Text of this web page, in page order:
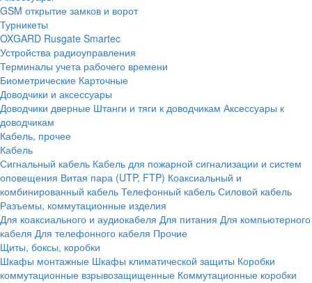
GSM открытие замков и ворот
Турникеты
OXGARD Rusgate Smartec
Устройства радиоуправления
Терминалы учета рабочего времени
Биометрические Карточные
Доводчики и аксессуары
Доводчики дверные Штанги и тяги к доводчикам Аксессуары к
доводчикам
Кабель, прочее
Кабель
Сигнальный кабель Кабель для пожарной сигнализации и систем
оповещения Витая пара (UTP, FTP) Коаксиальный и
комбинированный кабель Телефонный кабель Силовой кабель
Разъемы, коммутационные изделия
Для коаксиального и аудиокабеля Для питания Для компьютерного
кабеля Для телефонного кабеля Прочие
Щиты, боксы, коробки
Шкафы монтажные Шкафы климатической защиты Коробки
коммутационные взрывозащищенные Коммутационные коробки